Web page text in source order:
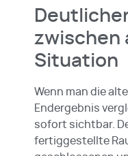
zwischen
Situation
Wenn man die
Endergebnis
sofort sichtbar.
fertiggestellte